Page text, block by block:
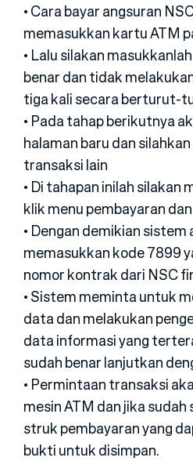
• Cara bayar angsuran
memasukkan kartu ATM
• Lalu silakan
benar dan tidak
tiga kali secara berturut-
• Pada tahap berikutnya
halaman baru dan
transaksi lain
• Di tahapan inilah silakan
klik menu pembayaran
• Dengan demikian
memasukkan kode 7899
nomor kontrak dari NSC
• Sistem meminta untuk
data dan melakukan
data informasi yang
sudah benar lanjutkan
• Permintaan transaksi
mesin ATM dan jika sudah
struk pembayaran yang
bukti untuk disimpan.